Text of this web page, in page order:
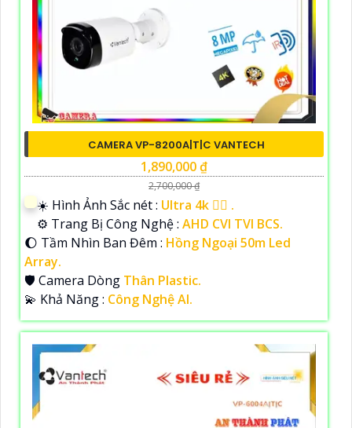
CAMERA VP-8200A|T|C VANTECH
1,890,000 ₫
2,700,000 ₫
☀️ Hình Ảnh Sắc nét : Ultra 4k 👍🏾 .
⚙ Trang Bị Công Nghệ : AHD CVI TVI BCS.
🌔 Tầm Nhìn Ban Đêm : Hồng Ngoại 50m Led
Array.
🛡 Camera Dòng Thân Plastic.
️💫 Khả Năng : Công Nghệ AI.